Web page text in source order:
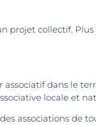
projet collectif. Plus
dans le
locale et
associations de